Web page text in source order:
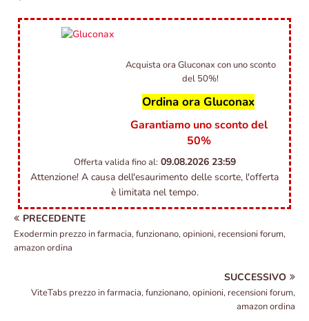
Acquista ora Gluconax con uno sconto
del 50%!
Ordina ora Gluconax
Garantiamo uno sconto del
50%
Offerta valida fino al: 09.08.2026 23:59
Attenzione! A causa dell'esaurimento delle scorte, l'offerta
è limitata nel tempo.
PRECEDENTE
Exodermin prezzo in farmacia, funzionano, opinioni, recensioni forum,
amazon ordina
SUCCESSIVO
ViteTabs prezzo in farmacia, funzionano, opinioni, recensioni forum,
amazon ordina